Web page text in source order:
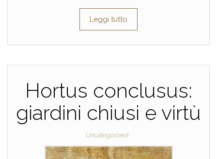
Leggi tutto
Hortus conclusus:
giardini chiusi e virtù
Uncategorized